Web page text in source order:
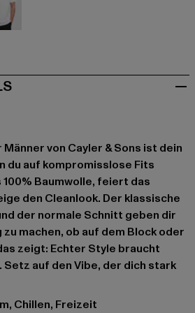
Männer von Cayler & Sons ist dein
du auf kompromisslose Fits
Baumwolle, feiert das
den Cleanlook. Der klassische
der normale Schnitt geben dir
machen, ob auf dem Block oder
zeigt: Echter Style braucht
Setz auf den Vibe, der dich stark
Chillen, Freizeit